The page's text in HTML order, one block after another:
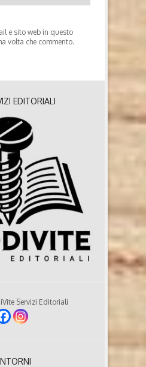
e sito web in questo
volta che commento.
EDITORIALI
Servizi Editoriali